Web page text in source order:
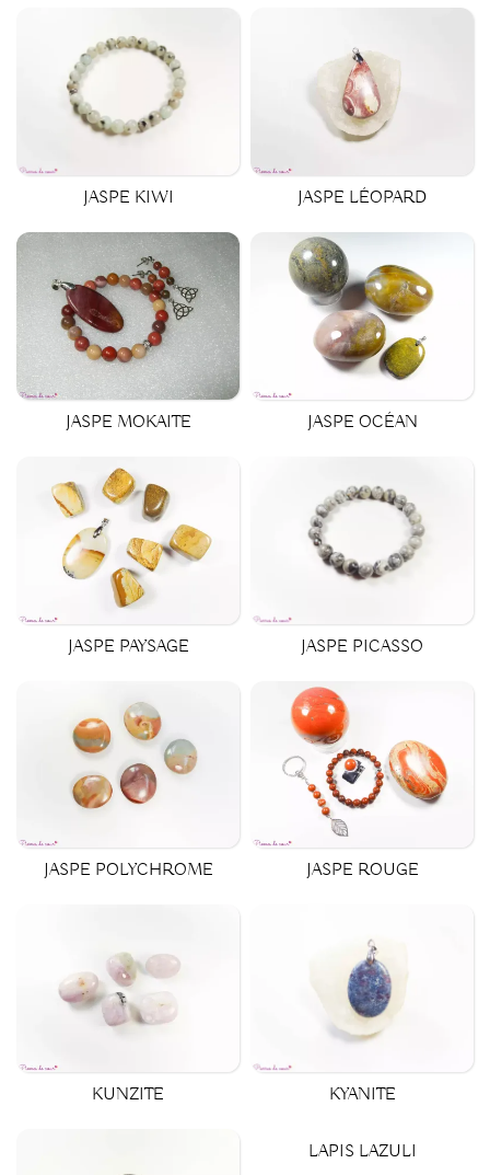
JASPE KIWI JASPE LÉOPARD
JASPE MOKAITE JASPE OCÉAN
JASPE PAYSAGE JASPE PICASSO
JASPE POLYCHROME JASPE ROUGE
KUNZITE KYANITE
LAPIS LAZULI